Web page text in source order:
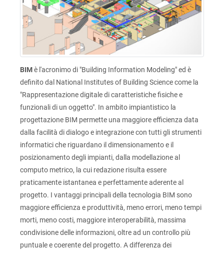
BIMè l'acronimo di "Building Information Modeling" ed è
definito dal National Institutes of Building Science come la
"Rappresentazione digitale di caratteristiche fisiche e
funzionali di un oggetto". In ambito impiantistico la
progettazione BIM permette una maggiore efficienza data
dalla facilità di dialogo e integrazione con tutti gli strumenti
informatici che riguardano il dimensionamento e il
posizionamento degli impianti, dalla modellazione al
computo metrico, la cui redazione risulta essere
praticamente istantanea e perfettamente aderente al
progetto. I vantaggi principali della tecnologia BIM sono
maggiore efficienza e produttività, meno errori, meno tempi
morti, meno costi, maggiore interoperabilità, massima
condivisione delle informazioni, oltre ad un controllo più
puntuale e coerente del progetto. A differenza dei